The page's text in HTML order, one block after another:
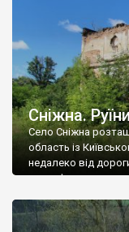
Сніжна.
Село Сніжна
область із
недалеко від
рельєфне пано, яке
не видно, але видно